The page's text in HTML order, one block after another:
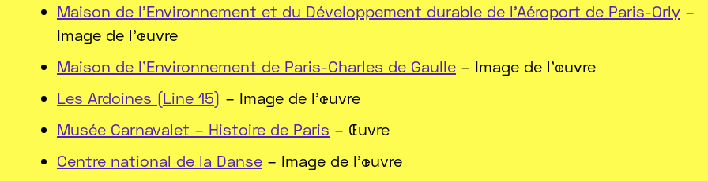
Maison de l’Environnement et du Développement durable de l’Aéroport de Paris-Orly –
Image de l'œuvre
Maison de l’Environnement de Paris-Charles de Gaulle – Image de l'œuvre
Les Ardoines (Line 15) – Image de l'œuvre
Musée Carnavalet – Histoire de Paris – Œuvre
Centre national de la Danse – Image de l'œuvre